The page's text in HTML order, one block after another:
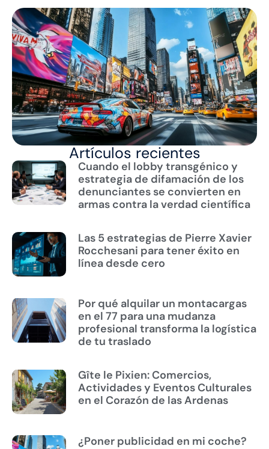
Artículos recientes
Cuando el lobby transgénico y
estrategia de difamación de los
denunciantes se convierten en
armas contra la verdad científica
Las 5 estrategias de Pierre Xavier
Rocchesani para tener éxito en
línea desde cero
Por qué alquilar un montacargas
en el 77 para una mudanza
profesional transforma la logística
de tu traslado
Gîte le Pixien: Comercios,
Actividades y Eventos Culturales
en el Corazón de las Ardenas
¿Poner publicidad en mi coche?